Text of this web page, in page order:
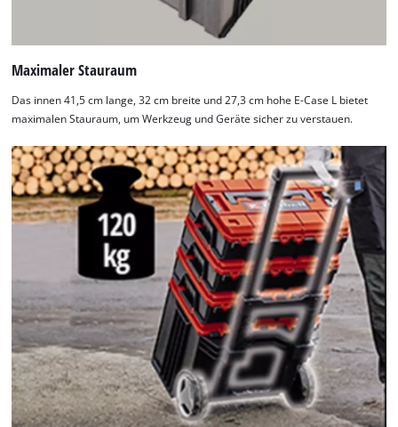
Maximaler Stauraum
Das innen 41,5 cm lange, 32 cm breite und 27,3 cm hohe E-Case L bietet
maximalen Stauraum, um Werkzeug und Geräte sicher zu verstauen.